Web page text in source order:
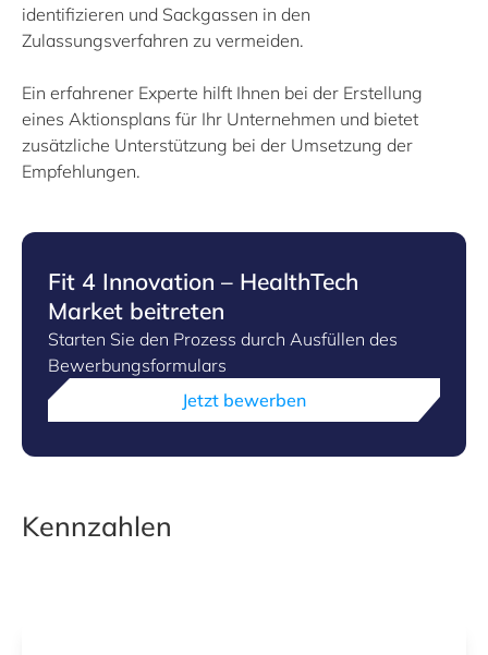
identifizieren und Sackgassen in den
Zulassungsverfahren zu vermeiden.
Ein erfahrener Experte hilft Ihnen bei der Erstellung
eines Aktionsplans für Ihr Unternehmen und bietet
zusätzliche Unterstützung bei der Umsetzung der
Empfehlungen.
Fit 4 Innovation – HealthTech
Market beitreten
Starten Sie den Prozess durch Ausfüllen des
Bewerbungsformulars
Jetzt bewerben
Kennzahlen